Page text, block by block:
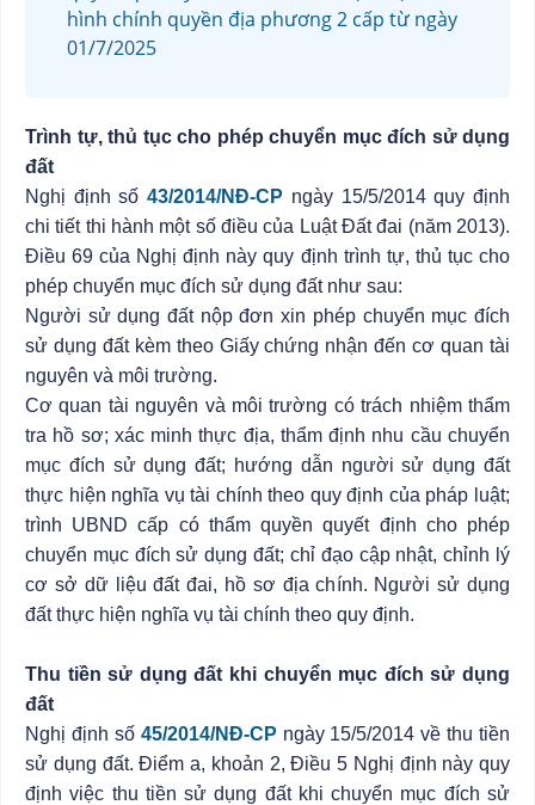
hình chính quyền địa phương 2 cấp từ ngày
01/7/2025
Trình tự, thủ tục cho phép chuyển mục đích sử dụng
đất
Nghị định số43/2014/NĐ-CP ngày 15/5/2014 quy định
chi tiết thi hành một số điều của Luật Đất đai (năm 2013).
Điều 69 của Nghị định này quy định trình tự, thủ tục cho
phép chuyển mục đích sử dụng đất như sau:
Người sử dụng đất nộp đơn xin phép chuyển mục đích
sử dụng đất kèm theo Giấy chứng nhận đến cơ quan tài
nguyên và môi trường.
Cơ quan tài nguyên và môi trường có trách nhiệm thẩm
tra hồ sơ; xác minh thực địa, thẩm định nhu cầu chuyển
mục đích sử dụng đất; hướng dẫn người sử dụng đất
thực hiện nghĩa vụ tài chính theo quy định của pháp luật;
trình UBND cấp có thẩm quyền quyết định cho phép
chuyển mục đích sử dụng đất; chỉ đạo cập nhật, chỉnh lý
cơ sở dữ liệu đất đai, hồ sơ địa chính. Người sử dụng
đất thực hiện nghĩa vụ tài chính theo quy định.
Thu tiền sử dụng đất khi chuyển mục đích sử dụng
đất
Nghị định số 45/2014/NĐ-CP ngày 15/5/2014 về thu tiền
sử dụng đất. Điểm a, khoản 2, Điều 5 Nghị định này quy
định việc thu tiền sử dụng đất khi chuyển mục đích sử